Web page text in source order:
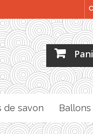
de savon Ballons